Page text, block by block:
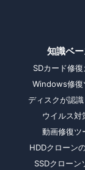
知識ベ
SDカード修
Windows修復
ディスクが認
ウイルス対
動画修復ツ
HDDクローン
SSDクローン